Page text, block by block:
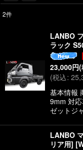
2件
LANBO
ラック
23,000円(
(税込:
基本情報
9mm 対
ゼットジ
LANBO
リア用] [